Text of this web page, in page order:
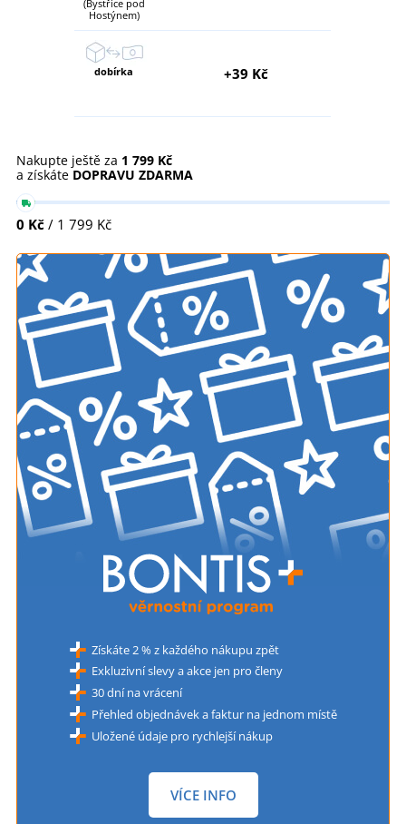
(Bystřice pod
Hostýnem)
dobírka +39 Kč
Nakupte ještě za 1 799 Kč
a získáte DOPRAVU ZDARMA
0 Kč / 1 799 Kč
Získáte 2 % z každého nákupu zpět
Exkluzivní slevy a akce jen pro členy
30 dní na vrácení
Přehled objednávek a faktur na jednom místě
Uložené údaje pro rychlejší nákup
VÍCE INFO